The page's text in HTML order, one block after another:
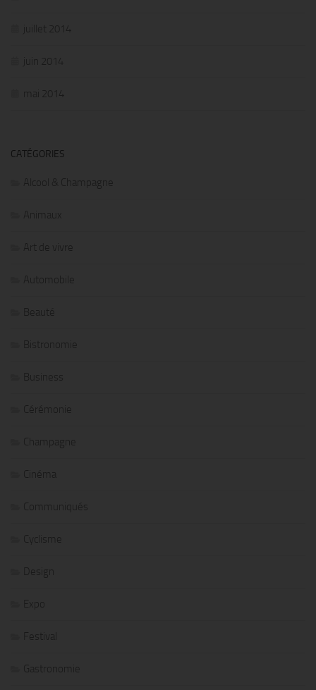
juillet 2014
juin 2014
mai 2014
CATÉGORIES
Alcool & Champagne
Animaux
Art de vivre
Automobile
Beauté
Bistronomie
Business
Cérémonie
Champagne
Cinéma
Communiqués
Cyclisme
Design
Expo
Festival
Gastronomie